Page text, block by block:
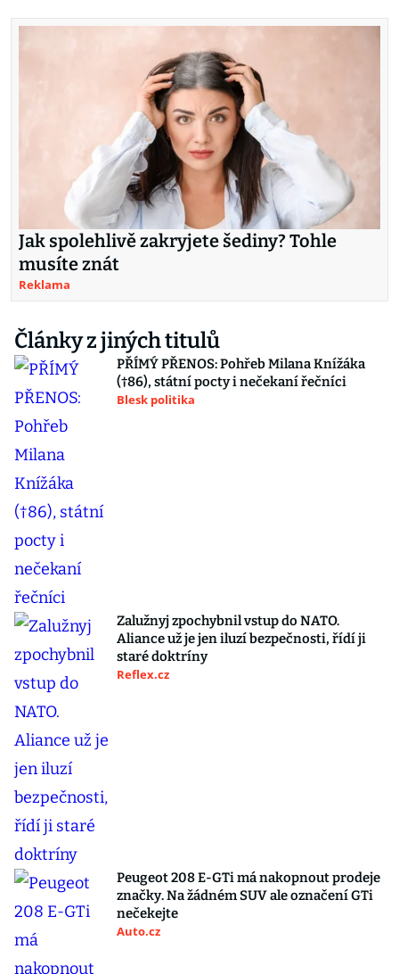
Jak spolehlivě zakryjete šediny? Tohle
musíte znát
Reklama
Články z jiných titulů
PŘÍMÝ PŘENOS: Pohřeb Milana Knížáka
(†86), státní pocty i nečekaní řečníci
Blesk politika
Zalužnyj zpochybnil vstup do NATO.
Aliance už je jen iluzí bezpečnosti, řídí ji
staré doktríny
Reflex.cz
Peugeot 208 E-GTi má nakopnout prodeje
značky. Na žádném SUV ale označení GTi
nečekejte
Auto.cz